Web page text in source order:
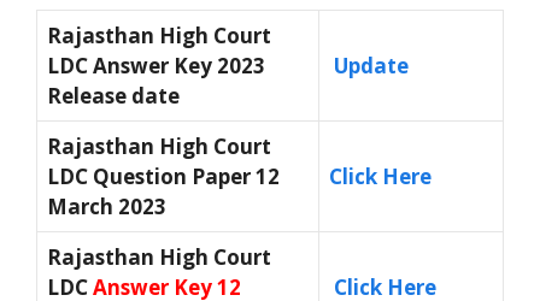
Rajasthan High Court
LDC Answer Key 2023
Release date
Update
Rajasthan High Court
LDC Question Paper 12
March 2023
Click Here
Rajasthan High Court
LDCAnswer Key 12
Click Here